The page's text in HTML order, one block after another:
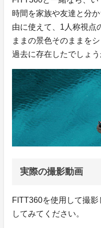
時間を家族や友達と分
由に使えて、1人称視点
ままの景色そのままを
過去に存在したでしょう
実際の撮影動画
FITT360を使用して撮
してみてください。